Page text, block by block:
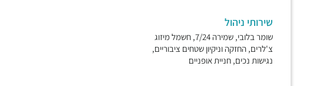
שירותי ניהול
שומר בלובי, שמירה 7/24, חשמל מיזוג
צ'לרים, החזקה וניקיון שטחים ציבוריים,
נגישות נכים, חניית אופניים